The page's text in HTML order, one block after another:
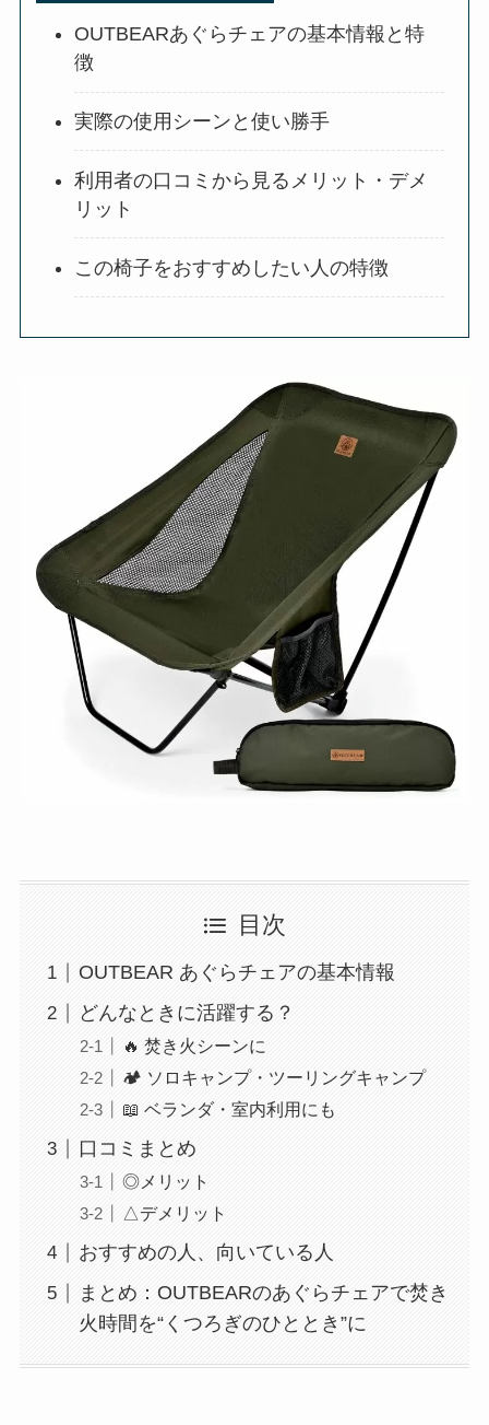
OUTBEARあぐらチェアの基本情報と特
徴
実際の使用シーンと使い勝手
利用者の口コミから見るメリット・デメ
リット
この椅子をおすすめしたい人の特徴
目次
OUTBEAR あぐらチェアの基本情報
どんなときに活躍する？
🔥 焚き火シーンに
🏕 ソロキャンプ・ツーリングキャンプ
📖 ベランダ・室内利用にも
口コミまとめ
◎メリット
△デメリット
おすすめの人、向いている人
まとめ：OUTBEARのあぐらチェアで焚き
火時間を“くつろぎのひととき”に